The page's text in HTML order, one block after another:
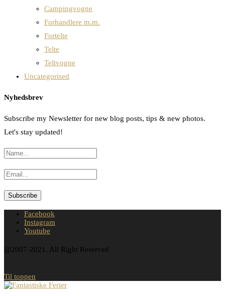
Campingvogne
Forhandlere m.m.
Fortelte
Telte
Teltvogne
Uncategorised
Nyhedsbrev
Subscribe my Newsletter for new blog posts, tips & new photos.
Let's stay updated!
Facebook
Instagram
Youtube
@2007-2021. All Right Reserved
Til toppen